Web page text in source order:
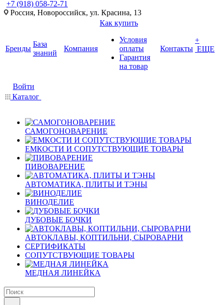
+7 (918) 058-72-71
Россия, Новороссийск, ул. Красина, 13
Бренды
База
знаний
Компания
Как купить
Условия
оплаты
Гарантия
на товар
Контакты
+
ЕЩЕ
Войти
Каталог
САМОГОНОВАРЕНИЕ
ЕМКОСТИ И СОПУТСТВУЮЩИЕ ТОВАРЫ
ПИВОВАРЕНИЕ
АВТОМАТИКА, ПЛИТЫ И ТЭНЫ
ВИНОДЕЛИЕ
ДУБОВЫЕ БОЧКИ
АВТОКЛАВЫ, КОПТИЛЬНИ, СЫРОВАРНИ
СЕРТИФИКАТЫ
СОПУТСТВУЮЩИЕ ТОВАРЫ
МЕДНАЯ ЛИНЕЙКА